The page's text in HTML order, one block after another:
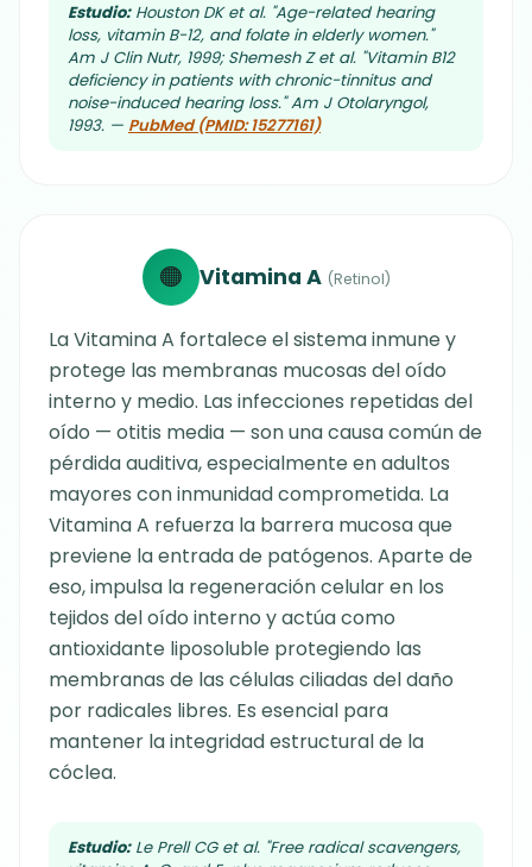
Estudio:Houston DK et al. "Age-related hearing
loss, vitamin B-12, and folate in elderly women."
Am J Clin Nutr, 1999; Shemesh Z et al. "Vitamin B12
deficiency in patients with chronic-tinnitus and
noise-induced hearing loss." Am J Otolaryngol,
1993. — PubMed (PMID: 15277161)
🟠 Vitamina A (Retinol)
La Vitamina A fortalece el sistema inmune y
protege las membranas mucosas del oído
interno y medio. Las infecciones repetidas del
oído — otitis media — son una causa común de
pérdida auditiva, especialmente en adultos
mayores con inmunidad comprometida. La
Vitamina A refuerza la barrera mucosa que
previene la entrada de patógenos. Aparte de
eso, impulsa la regeneración celular en los
tejidos del oído interno y actúa como
antioxidante liposoluble protegiendo las
membranas de las células ciliadas del daño
por radicales libres. Es esencial para
mantener la integridad estructural de la
cóclea.
Estudio:Le Prell CG et al. "Free radical scavengers,